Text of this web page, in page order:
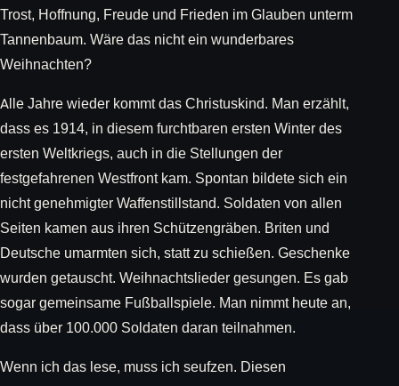
Trost, Hoffnung, Freude und Frieden im Glauben unterm
Tannenbaum. Wäre das nicht ein wunderbares
Weihnachten?
Alle Jahre wieder kommt das Christuskind. Man erzählt,
dass es 1914, in diesem furchtbaren ersten Winter des
ersten Weltkriegs, auch in die Stellungen der
festgefahrenen Westfront kam. Spontan bildete sich ein
nicht genehmigter Waffenstillstand. Soldaten von allen
Seiten kamen aus ihren Schützengräben. Briten und
Deutsche umarmten sich, statt zu schießen. Geschenke
wurden getauscht. Weihnachtslieder gesungen. Es gab
sogar gemeinsame Fußballspiele. Man nimmt heute an,
dass über 100.000 Soldaten daran teilnahmen.
Wenn ich das lese, muss ich seufzen. Diesen